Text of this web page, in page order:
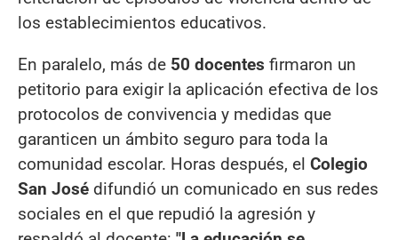
los establecimientos educativos.
En paralelo, más de 50 docentes firmaron un
petitorio para exigir la aplicación efectiva de los
protocolos de convivencia y medidas que
garanticen un ámbito seguro para toda la
comunidad escolar. Horas después, el Colegio
San José difundió un comunicado en sus redes
sociales en el que repudió la agresión y